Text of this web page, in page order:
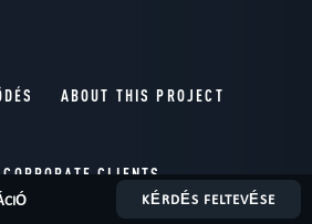
ABOUT THIS PROJECT
CLIENTS
KÉRDÉS FELTEVÉSE